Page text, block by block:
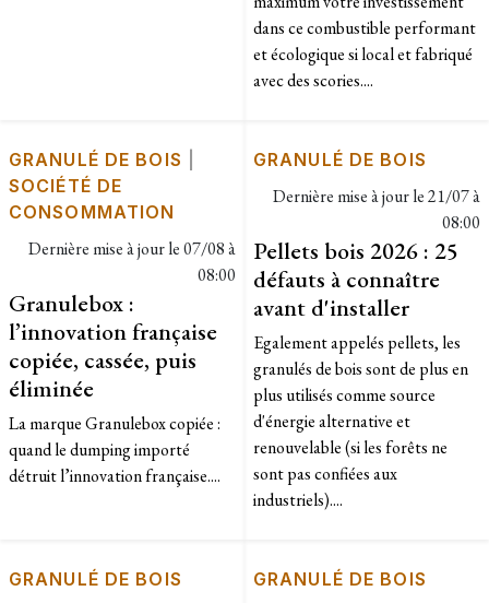
dans ce combustible performant
et écologique si local et fabriqué
avec des scories....
GRANULÉ DE BOIS
SOCIÉTÉ DE
CONSOMMATION
Dernière mise à jour le07/08 à
08:00
Granulebox :
l’innovation française
copiée, cassée, puis
éliminée
La marque Granulebox copiée :
quand le dumping importé
détruit l’innovation française....
GRANULÉ DE BOIS
Dernière mise à jour le21/07 à
08:00
Pellets bois 2026 : 25
défauts à connaître
avant d'installer
​Egalement appelés pellets, les
granulés de bois sont de plus en
plus utilisés comme source
d'énergie alternative et
renouvelable (si les forêts ne
sont pas confiées aux
industriels)....
GRANULÉ DE BOIS GRANULÉ DE BOIS